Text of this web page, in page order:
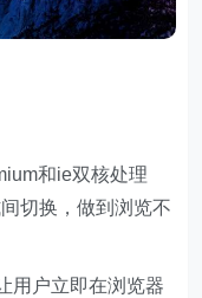
和ie双核处理
切换，做到浏览不
用户立即在浏览器